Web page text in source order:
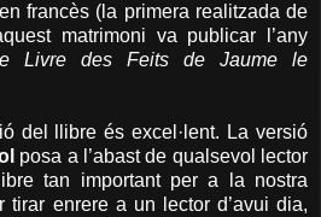
francès (la primera realitzada de
matrimoni va publicar l’any
Livre des Feits de Jaume le
del llibre és excel·lent. La versió
posa a l’abast de qualsevol lector
tan important per a la nostra
tirar enrere a un lector d’avui dia,